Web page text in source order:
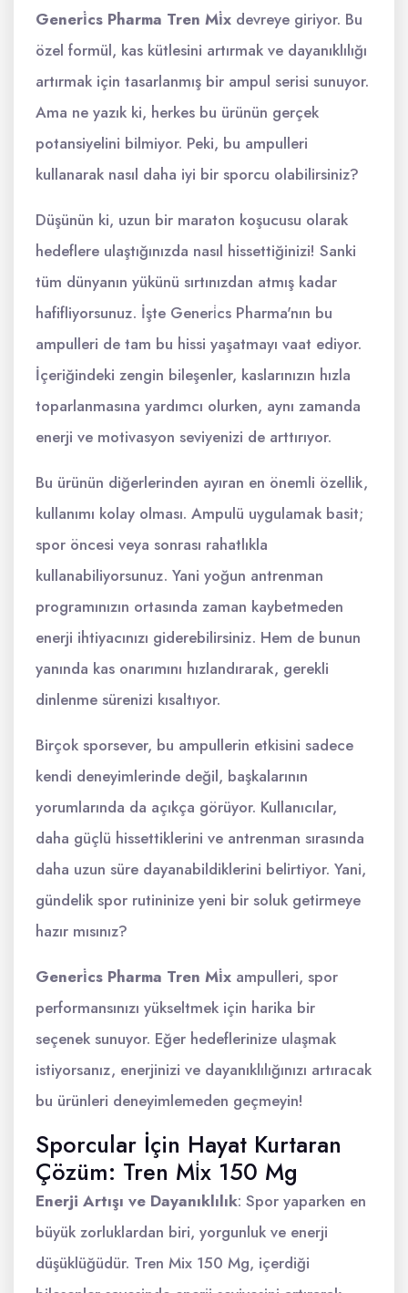
Generi̇cs Pharma Tren Mi̇x devreye giriyor. Bu
özel formül, kas kütlesini artırmak ve dayanıklılığı
artırmak için tasarlanmış bir ampul serisi sunuyor.
Ama ne yazık ki, herkes bu ürünün gerçek
potansiyelini bilmiyor. Peki, bu ampulleri
kullanarak nasıl daha iyi bir sporcu olabilirsiniz?
Düşünün ki, uzun bir maraton koşucusu olarak
hedeflere ulaştığınızda nasıl hissettiğinizi! Sanki
tüm dünyanın yükünü sırtınızdan atmış kadar
hafifliyorsunuz. İşte Generi̇cs Pharma'nın bu
ampulleri de tam bu hissi yaşatmayı vaat ediyor.
İçeriğindeki zengin bileşenler, kaslarınızın hızla
toparlanmasına yardımcı olurken, aynı zamanda
enerji ve motivasyon seviyenizi de arttırıyor.
Bu ürünün diğerlerinden ayıran en önemli özellik,
kullanımı kolay olması. Ampulü uygulamak basit;
spor öncesi veya sonrası rahatlıkla
kullanabiliyorsunuz. Yani yoğun antrenman
programınızın ortasında zaman kaybetmeden
enerji ihtiyacınızı giderebilirsiniz. Hem de bunun
yanında kas onarımını hızlandırarak, gerekli
dinlenme sürenizi kısaltıyor.
Birçok sporsever, bu ampullerin etkisini sadece
kendi deneyimlerinde değil, başkalarının
yorumlarında da açıkça görüyor. Kullanıcılar,
daha güçlü hissettiklerini ve antrenman sırasında
daha uzun süre dayanabildiklerini belirtiyor. Yani,
gündelik spor rutininize yeni bir soluk getirmeye
hazır mısınız?
Generi̇cs Pharma Tren Mi̇x ampulleri, spor
performansınızı yükseltmek için harika bir
seçenek sunuyor. Eğer hedeflerinize ulaşmak
istiyorsanız, enerjinizi ve dayanıklılığınızı artıracak
bu ürünleri deneyimlemeden geçmeyin!
Sporcular İçin Hayat Kurtaran
Çözüm: Tren Mi̇x 150 Mg
Enerji Artışı ve Dayanıklılık: Spor yaparken en
büyük zorluklardan biri, yorgunluk ve enerji
düşüklüğüdür. Tren Mix 150 Mg, içerdiği